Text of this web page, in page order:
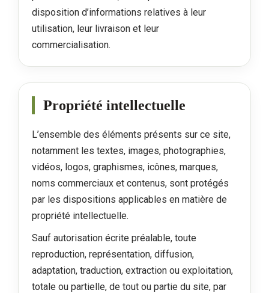
disposition d’informations relatives à leur
utilisation, leur livraison et leur
commercialisation.
Propriété intellectuelle
L’ensemble des éléments présents sur ce site,
notamment les textes, images, photographies,
vidéos, logos, graphismes, icônes, marques,
noms commerciaux et contenus, sont protégés
par les dispositions applicables en matière de
propriété intellectuelle.
Sauf autorisation écrite préalable, toute
reproduction, représentation, diffusion,
adaptation, traduction, extraction ou exploitation,
totale ou partielle, de tout ou partie du site, par